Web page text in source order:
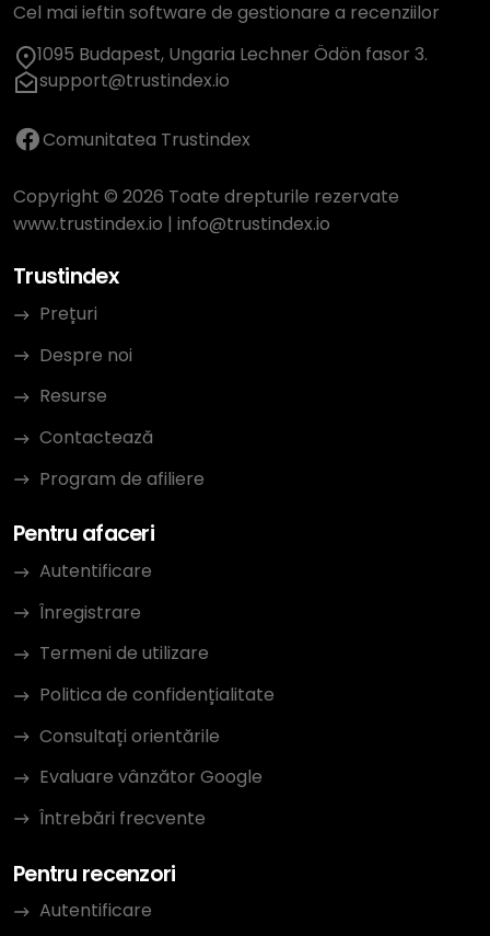
Cel mai ieftin software de gestionare a recenziilor
1095 Budapest, Ungaria Lechner Ödön fasor 3.
support@trustindex.io
Comunitatea Trustindex
Copyright © 2026 Toate drepturile rezervate
www.trustindex.io | info@trustindex.io
Trustindex
Prețuri
Despre noi
Resurse
Contactează
Program de afiliere
Pentru afaceri
Autentificare
Înregistrare
Termeni de utilizare
Politica de confidențialitate
Consultați orientările
Evaluare vânzător Google
Întrebări frecvente
Pentru recenzori
Autentificare